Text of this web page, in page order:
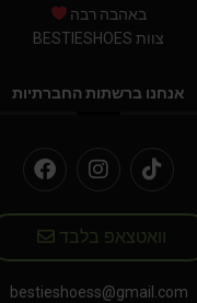
באהבה רבה
צוות BESTIESHOES
אנחנו ברשתות החברתיות
וואטצאפ בלבד
bestieshoess@gmail.com